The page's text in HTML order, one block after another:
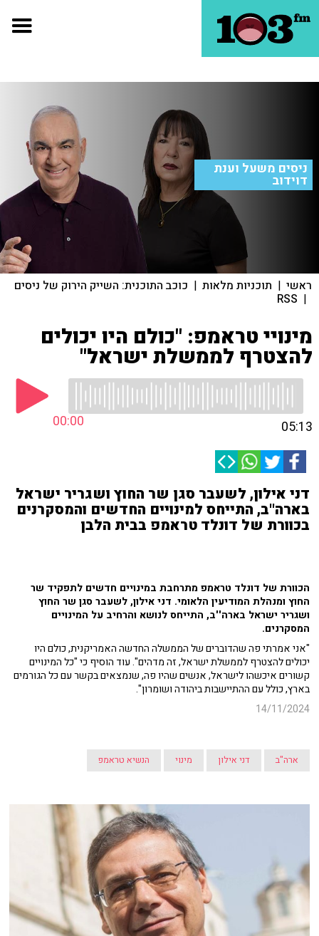
ניסים משעל וענת
דוידוב
ראשי | תוכניות מלאות | כוכב התוכנית: השייק הירוק של ניסים
|
RSS
מינויי טראמפ: "כולם היו יכולים
להצטרף לממשלת ישראל"
00:00 05:13
דני אילון, לשעבר סגן שר החוץ ושגריר ישראל
בארה''ב, התייחס למינויים החדשים והמסקרנים
בכוורת של דונלד טראמפ בבית הלבן
הכוורת של דונלד טראמפ מתרחבת במינויים חדשים לתפקיד שר
החוץ ומנהלת המודיעין הלאומי. דני אילון, לשעבר סגן שר החוץ
ושגריר ישראל בארה''ב, התייחס לנושא והרחיב על המינויים
המסקרנים.
"אני אמרתי פה שהדוברים של הממשלה החדשה האמריקנית, כולם היו
יכולים להצטרף לממשלת ישראל, זה מדהים". עוד הוסיף כי "כל המינויים
קשורים איכשהו לישראל, אנשים שהיו פה, שנמצאים בקשר עם כל הגורמים
בארץ, כולל עם ההתיישבות ביהודה ושומרון".
14/11/2024
ארה"ב דני אילון מינוי הנשיא טראמפ